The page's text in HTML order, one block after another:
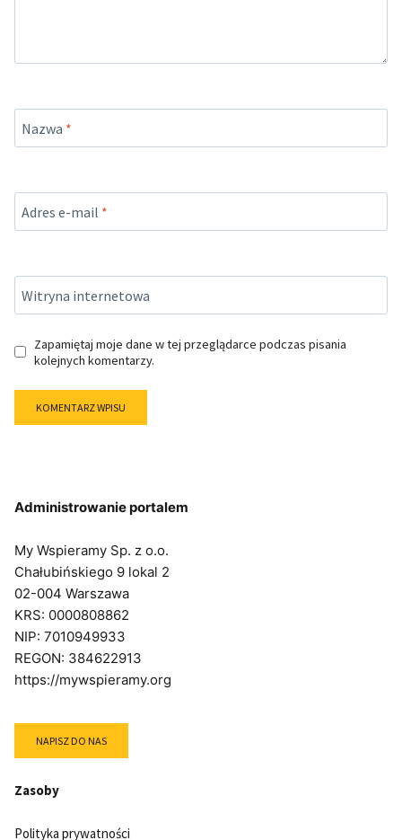
Nazwa *
Adres e-mail *
Witryna internetowa
Zapamiętaj moje dane w tej przeglądarce podczas pisania
kolejnych komentarzy.
Administrowanie portalem
My Wspieramy Sp. z o.o.
Chałubińskiego 9 lokal 2
02-004 Warszawa
KRS: 0000808862
NIP: 7010949933
REGON: 384622913
https://mywspieramy.org
NAPISZ DO NAS
Zasoby
Polityka prywatności